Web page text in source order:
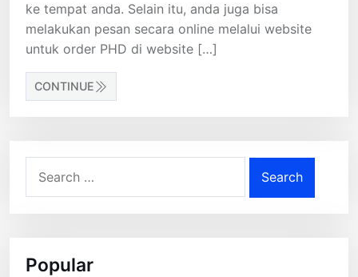
ke tempat anda. Selain itu, anda juga bisa
melakukan pesan secara online melalui website
untuk order PHD di website […]
CONTINUE
for:
Popular